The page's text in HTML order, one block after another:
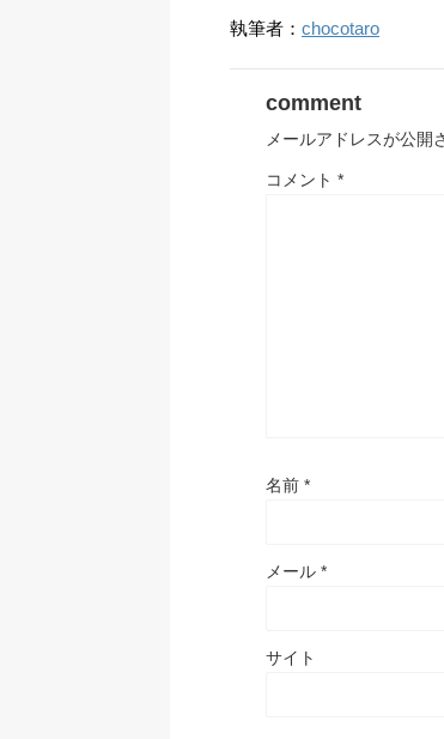
執筆者： chocotaro
comment
メールアドレスが公開
コメント *
名前 *
メール *
サイト